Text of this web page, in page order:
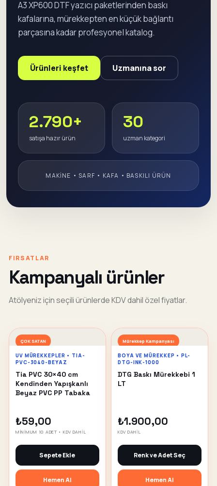
A3 XP600 DTF yazıcı paketlerinden baskı
kafalarına, mürekkepten en küçük bağlantı
parçasına kadar profesyonel katalog.
Ürünleri keşfet Uzmanına sor
2.790+
satışa hazır ürün
30
uzman kategori
MAKINE • SARF • KAFA • BASKILI ÜRÜN
FIRSATLAR
Kampanyalı ürünler
Atölyeniz için seçili ürünlerde KDV dahil özel fiyatlar.
ÇOK SATAN
UV MÜREKKEPLER • TIA-
PVC-3040-BEYAZ
Tia PVC 30×40 cm
Kendinden Yapışkanlı
Beyaz PVC PP Tabaka
₺59,00
MİNİMUM 10 ADET • KDV DAHİL
Sepete Ekle
Hemen Al
Mürekkep Kampanyası
BOYA VE MÜREKKEP • PL-
DTG-INK-1000
DTG Baskı Mürekkebi 1
LT
₺1.900,00
KDV DAHİL
Renk ve Adet Seç
Hemen Al